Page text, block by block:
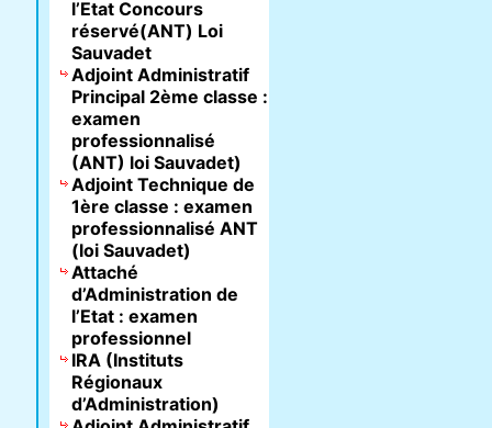
l’Etat Concours
réservé(ANT) Loi
Sauvadet
Adjoint Administratif
Principal 2ème classe :
examen
professionnalisé
(ANT) loi Sauvadet)
Adjoint Technique de
1ère classe : examen
professionnalisé ANT
(loi Sauvadet)
Attaché
d’Administration de
l’Etat : examen
professionnel
IRA (Instituts
Régionaux
d’Administration)